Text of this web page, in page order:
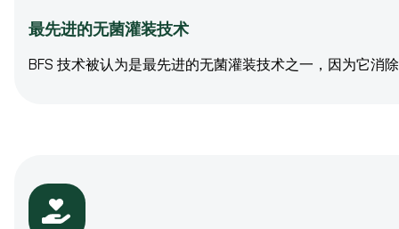
最先进的无菌灌装技术
BFS 技术被认为是最先进的无菌灌装技术之一，因为它消